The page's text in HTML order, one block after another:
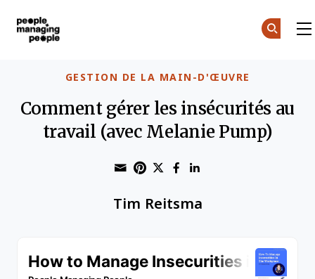
GESTION DE LA MAIN-D'ŒUVRE
Comment gérer les insécurités au
travail (avec Melanie Pump)
Share through Email
Print this page
Share on Pinterest
Share on Twitter
Share on
Tim Reitsma